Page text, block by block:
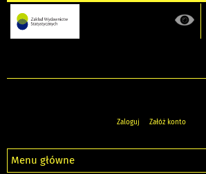
Zaloguj Załóż konto
Menu główne